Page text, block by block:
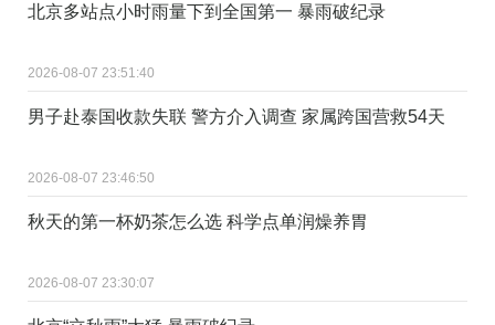
北京多站点小时雨量下到全国第一 暴雨破纪录
2026-08-07 23:51:40
男子赴泰国收款失联 警方介入调查 家属跨国营救54天
2026-08-07 23:46:50
秋天的第一杯奶茶怎么选 科学点单润燥养胃
2026-08-07 23:30:07